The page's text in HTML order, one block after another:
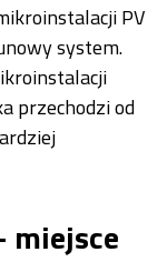
PV
system.
przechodzi od
miejsce